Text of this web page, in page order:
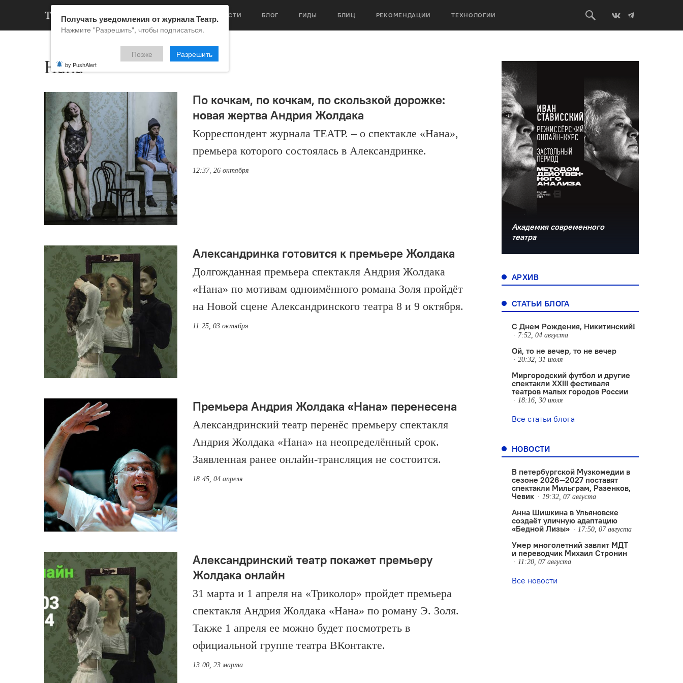
НОВОСТИ БЛОГ ГИДЫ БЛИЦ РЕКОМЕНДАЦИИ ТЕХНОЛОГИИ
Нана
По кочкам, по кочкам, по скользкой дорожке:
новая жертва Андрия Жолдака
Корреспондент журнала ТЕАТР. – о спектакле «Нана»,
премьера которого состоялась в Александринке.
12:37, 26 октября
Александринка готовится к премьере Жолдака
Долгожданная премьера спектакля Андрия Жолдака
«Нана» по мотивам одноимённого романа Золя пройдёт
на Новой сцене Александринского театра 8 и 9 октября.
11:25, 03 октября
Премьера Андрия Жолдака «Нана» перенесена
Александринский театр перенёс премьеру спектакля
Андрия Жолдака «Нана» на неопределённый срок.
Заявленная ранее онлайн-трансляция не состоится.
18:45, 04 апреля
Александринский театр покажет премьеру
Жолдака онлайн
31 марта и 1 апреля на «Триколор» пройдет премьера
спектакля Андрия Жолдака «Нана» по роману Э. Золя.
Также 1 апреля ее можно будет посмотреть в
официальной группе театра ВКонтакте.
13:00, 23 марта
Академия современного
театра
АРХИВ
СТАТЬИ БЛОГА
С Днем Рождения, Никитинский!
7:52, 04 августа
Ой, то не вечер, то не вечер
20:32, 31 июля
Миргородский футбол и другие
спектакли XXIII фестиваля
театров малых городов России
18:16, 30 июля
Все статьи блога
НОВОСТИ
В петербургской Музкомедии в
сезоне 2026—2027 поставят
спектакли Мильграм, Разенков,
Чевик
19:32, 07 августа
Анна Шишкина в Ульяновске
создаëт уличную адаптацию
«Бедной Лизы»
17:50, 07 августа
Умер многолетний завлит МДТ
и переводчик Михаил Стронин
11:20, 07 августа
Все новости
Получать уведомления от журнала Театр.
Нажмите "Разрешить", чтобы подписаться.
Позже Разрешить
by PushAlert